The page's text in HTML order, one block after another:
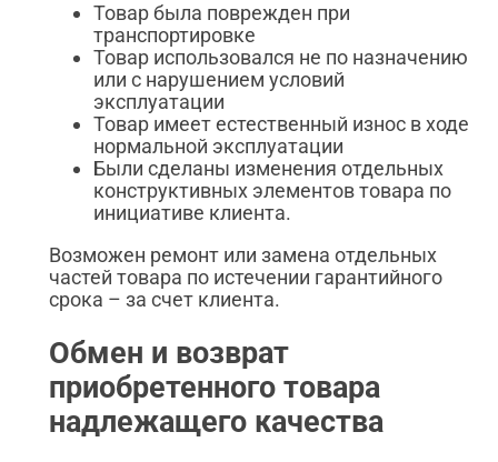
Товар была поврежден при
транспортировке
Товар использовался не по назначению
или с нарушением условий
эксплуатации
Товар имеет естественный износ в ходе
нормальной эксплуатации
Были сделаны изменения отдельных
конструктивных элементов товара по
инициативе клиента.
Возможен ремонт или замена отдельных
частей товара по истечении гарантийного
срока – за счет клиента.
Обмен и возврат
приобретенного товара
надлежащего качества